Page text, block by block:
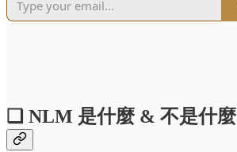
❏ NLM 是什麼 & 不是什麼